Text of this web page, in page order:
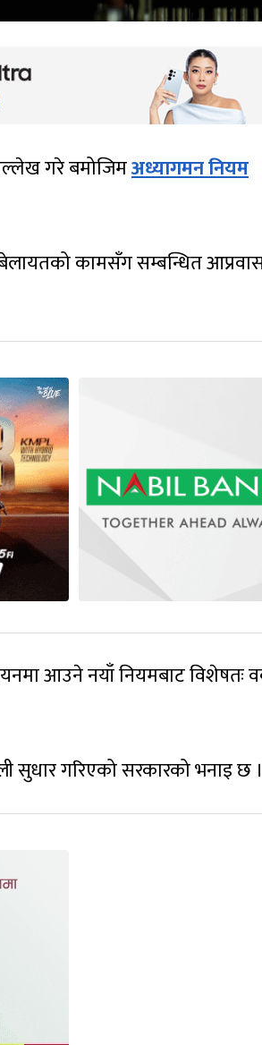
गरे बमोजिमअध्यागमन नियम
कामसँग सम्बन्धित
आउने नयाँ नियमबाट विशेषतः
सुधार गरिएको सरकारको भनाइ छ